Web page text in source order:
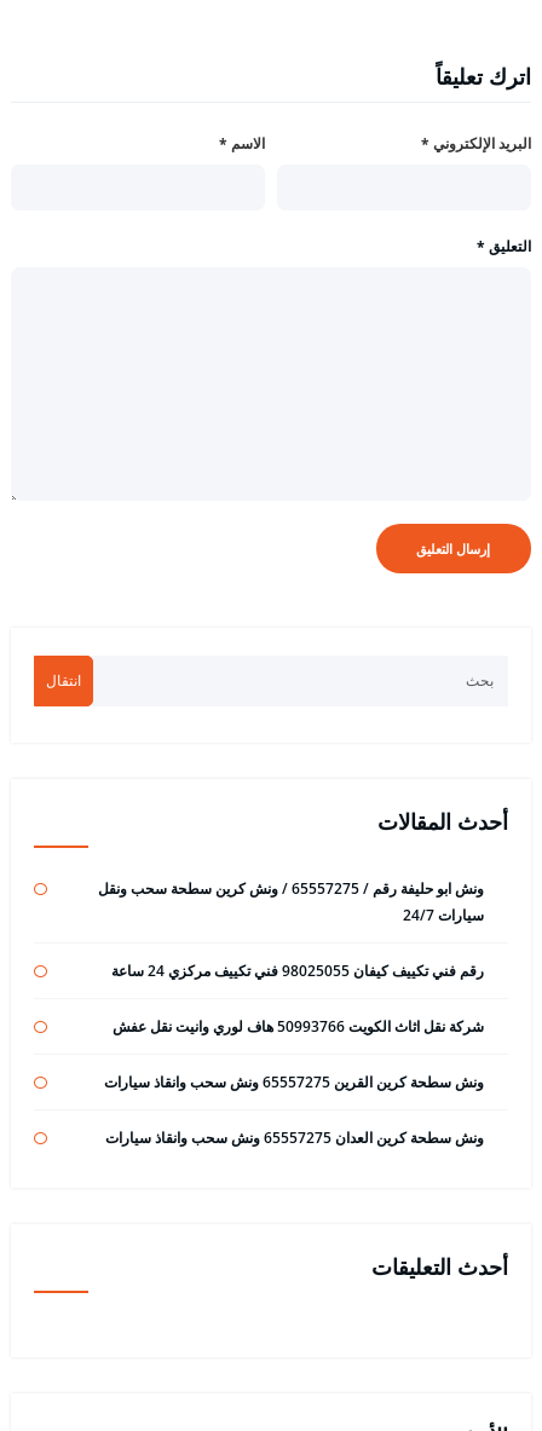
اترك تعليقاً
الاسم * البريد الإلكتروني *
التعليق *
انتقال
أحدث المقالات
ونش ابو حليفة رقم / 65557275 / ونش كرين سطحة سحب ونقل
سيارات 24/7
رقم فني تكييف كيفان 98025055 فني تكييف مركزي 24 ساعة
شركة نقل اثاث الكويت 50993766 هاف لوري وانيت نقل عفش
ونش سطحة كرين القرين 65557275 ونش سحب وانقاذ سيارات
ونش سطحة كرين العدان 65557275 ونش سحب وانقاذ سيارات
أحدث التعليقات